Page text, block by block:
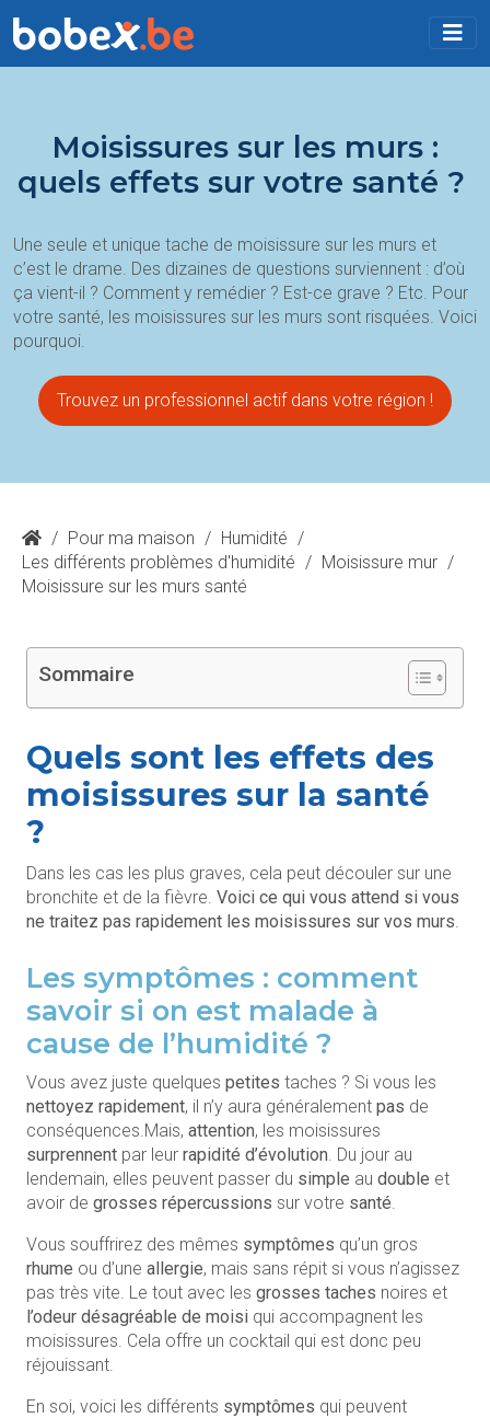
Moisissures sur les murs :
quels effets sur votre santé ?
Une seule et unique tache de moisissure sur les murs et
c’est le drame. Des dizaines de questions surviennent : d’où
ça vient-il ? Comment y remédier ? Est-ce grave ? Etc. Pour
votre santé, les moisissures sur les murs sont risquées. Voici
pourquoi.
Trouvez un professionnel actif dans votre région !
/ Pour ma maison / Humidité /
Les différents problèmes d'humidité / Moisissure mur /
Moisissure sur les murs santé
Sommaire
Quels sont les effets des
moisissures sur la santé
?
Dans les cas les plus graves, cela peut découler sur une
bronchite et de la fièvre. Voici ce qui vous attend si vous
ne traitez pas rapidement les moisissures sur vos murs
Les symptômes : comment
savoir si on est malade à
cause de l’humidité ?
Vous avez juste quelques petites taches ? Si vous les
nettoyez rapidement, il n’y aura généralement pas de
conséquences.Mais, attention, les moisissures
surprennent par leur rapidité d’évolution . Du jour au
lendemain, elles peuvent passer du simple au double et
avoir de grosses répercussions sur votre santé
Vous souffrirez des mêmes symptômes qu’un gros
rhume ou d’une allergie, mais sans répit si vous n’agissez
pas très vite. Le tout avec les grosses taches noires et
l’odeur désagréable de moisi qui accompagnent les
moisissures. Cela offre un cocktail qui est donc peu
réjouissant.
En soi, voici les différents symptômes qui peuvent